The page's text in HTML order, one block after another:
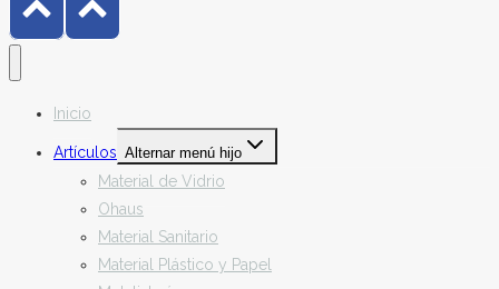
Inicio
Artículos Alternar menú hijo
Material de Vidrio
Ohaus
Material Sanitario
Material Plástico y Papel